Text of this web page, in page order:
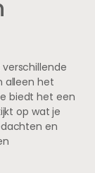
alleen het
biedt het een
op wat je
en